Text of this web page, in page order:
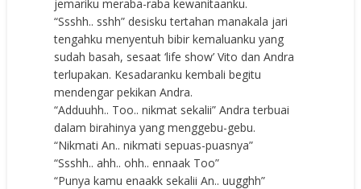
jemariku meraba-raba kewanitaanku.
“Ssshh.. sshh” desisku tertahan manakala jari
tengahku menyentuh bibir kemaluanku yang
sudah basah, sesaat ‘life show’ Vito dan Andra
terlupakan. Kesadaranku kembali begitu
mendengar pekikan Andra.
“Adduuhh.. Too.. nikmat sekalii” Andra terbuai
dalam birahinya yang menggebu-gebu.
“Nikmati An.. nikmati sepuas-puasnya”
“Ssshh.. ahh.. ohh.. ennaak Too”
“Punya kamu enaakk sekalii An.. uugghh”